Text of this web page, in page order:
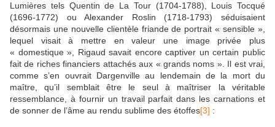
Lumières tels Quentin de La Tour (1704-1788), Louis Tocqué
(1696-1772) ou Alexander Roslin (1718-1793) séduisaient
désormais une nouvelle clientèle friande de portrait « sensible »,
lequel visait à mettre en valeur une image privée plus
« domestique », Rigaud savait encore captiver un certain public
fait de riches financiers attachés aux « grands noms ». Il est vrai,
comme s’en ouvrait Dargenville au lendemain de la mort du
maître, qu’il semblait être le seul à maîtriser la véritable
ressemblance, à fournir un travail parfait dans les carnations et
de sonner de l’âme au rendu sublime des étoffes[3] :